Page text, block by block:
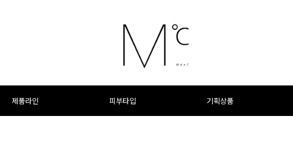
제품라인 피부타입 기획상품